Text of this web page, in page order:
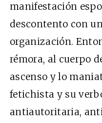
manifestación
descontento con
organización.
rémora, al cuerpo
ascenso y lo
fetichista y su
antiautoritaria,